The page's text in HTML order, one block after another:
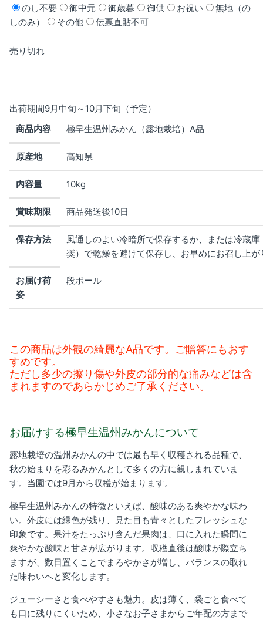
のし不要
御中元 御歳暮 御供 お祝い
無地（の
しのみ）
その他 伝票直貼不可
売り切れ
出荷期間9月中旬～10月下旬（予定）
商品内容
極早生温州みかん（露地栽培）A品
原産地 高知県
内容量 10kg
賞味期限 商品発送後10日
保存方法
風通しのよい冷暗所で保存するか、または冷蔵庫
奨）で乾燥を避けて保存し、お早めにお召し上が
お届け荷
姿
段ボール
この商品は外観の綺麗なA品です。ご贈答にもおす
すめです。
ただし多少の擦り傷や外皮の部分的な痛みなどは含
まれますのであらかじめご了承ください。
お届けする極早生温州みかんについて
露地栽培の温州みかんの中では最も早く収穫される品種で、
秋の始まりを彩るみかんとして多くの方に親しまれていま
す。当園では9月から収穫が始まります。
極早生温州みかんの特徴といえば、酸味のある爽やかな味わ
い。 外皮には緑色が残り、見た目も青々としたフレッシュな
印象です。果汁をたっぷり含んだ果肉は、口に入れた瞬間に
爽やかな酸味と甘さが広がります。収穫直後は酸味が際立ち
ますが、数日置くことでまろやかさが増し、バランスの取れ
た味わいへと変化します。
ジューシーさと食べやすさも魅力。皮は薄く、袋ごと食べて
も口に残りにくいため、小さなお子さまからご年配の方まで